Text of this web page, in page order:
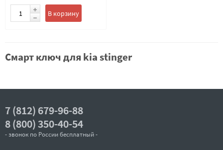
В корзину
Смарт ключ для kia stinger
7 (812) 679-96-88
8 (800) 350-40-54
- звонок по России бесплатный -